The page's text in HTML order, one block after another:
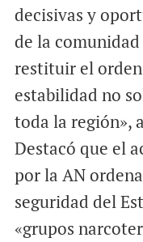
decisivas y
de la
restituir el
estabilidad no
toda la región»,
Destacó que el
por la AN
seguridad del
«grupos